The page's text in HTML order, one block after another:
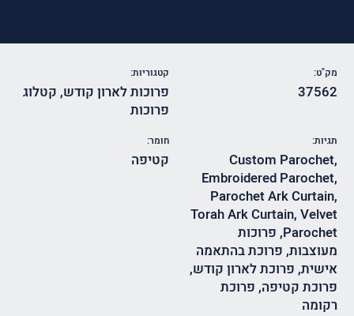
מק"ט:
37562
קטגוריות:
פרוכות לארון קודש, קטלוג
פרוכות
תגיות:
Custom Parochet,
Embroidered Parochet,
Parochet Ark Curtain,
Torah Ark Curtain,Velvet
Parochet
, פרוכות
מעוצבות, פרוכת בהתאמה
אישית, פרוכת לארון קודש,
פרוכת קטיפה, פרוכת
רקומה
חומר:
קטיפה